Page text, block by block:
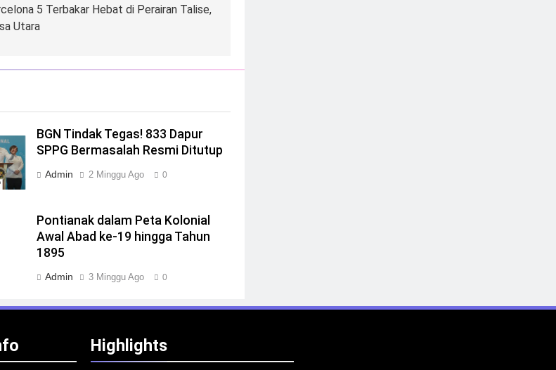
5 Terbakar Hebat di Perairan Talise,
Utara
BGN Tindak Tegas! 833 Dapur
SPPG Bermasalah Resmi Ditutup
Admin 2 Minggu Ago 0
Pontianak dalam Peta Kolonial
Awal Abad ke-19 hingga Tahun
1895
Admin 3 Minggu Ago 0
Highlights